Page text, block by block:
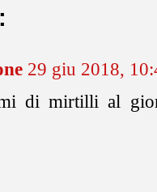
29 giu 2018,
di mirtilli al